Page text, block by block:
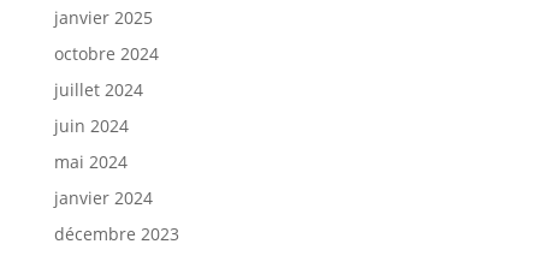
janvier 2025
octobre 2024
juillet 2024
juin 2024
mai 2024
janvier 2024
décembre 2023